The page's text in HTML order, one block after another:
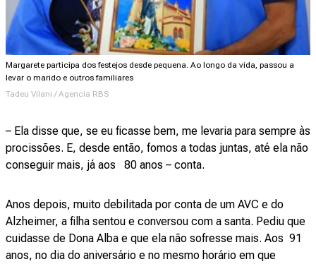
Margarete participa dos festejos desde pequena. Ao longo da vida, passou a
levar o marido e outros familiares
Tadeu Vilani / Agencia RBS
– Ela disse que, se eu ficasse bem, me levaria para sempre às
procissões. E, desde então, fomos a todas juntas, até ela não
conseguir mais, já aos 80 anos – conta.
Anos depois, muito debilitada por conta de um AVC e do
Alzheimer, a filha sentou e conversou com a santa. Pediu que
cuidasse de Dona Alba e que ela não sofresse mais. Aos 91
anos, no dia do aniversário e no mesmo horário em que